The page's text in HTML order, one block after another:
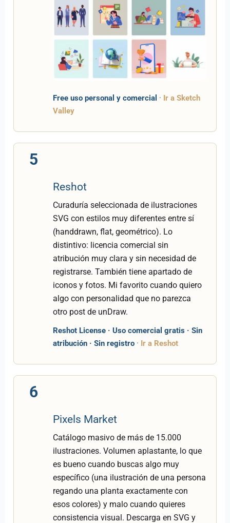
Free uso personal y comercial · Ir a Sketch
Valley
5
Reshot
Curaduría seleccionada de ilustraciones
SVG con estilos muy diferentes entre sí
(handdrawn, flat, geométrico). Lo
distintivo: licencia comercial sin
atribución muy clara y sin necesidad de
registrarse. También tiene apartado de
iconos y fotos. Mi favorito cuando quiero
algo con personalidad que no parezca
otro post de unDraw.
Reshot License · Uso comercial gratis · Sin
atribución · Sin registro· Ir a Reshot
6
Pixels Market
Catálogo masivo de más de 15.000
ilustraciones. Volumen aplastante, lo que
es bueno cuando buscas algo muy
específico (una ilustración de una persona
regando una planta exactamente con
esos colores) y malo cuando quieres
consistencia visual. Descarga en SVG y